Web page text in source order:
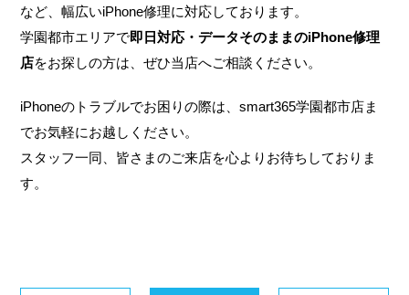
など、幅広いiPhone修理に対応しております。
学園都市エリアで即日対応・データそのままのiPhone修理
店をお探しの方は、ぜひ当店へご相談ください。
iPhoneのトラブルでお困りの際は、smart365学園都市店ま
でお気軽にお越しください。
スタッフ一同、皆さまのご来店を心よりお待ちしておりま
す。